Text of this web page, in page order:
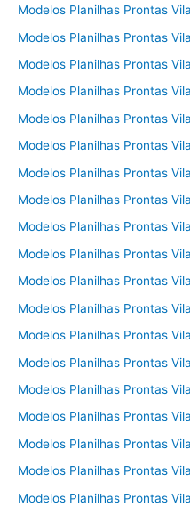
Modelos Planilhas Prontas
Modelos Planilhas Prontas
Modelos Planilhas Prontas
Modelos Planilhas Prontas
Modelos Planilhas Prontas
Modelos Planilhas Prontas
Modelos Planilhas Prontas
Modelos Planilhas Prontas
Modelos Planilhas Prontas
Modelos Planilhas Prontas
Modelos Planilhas Prontas
Modelos Planilhas Prontas
Modelos Planilhas Prontas
Modelos Planilhas Prontas
Modelos Planilhas Prontas
Modelos Planilhas Prontas
Modelos Planilhas Prontas
Modelos Planilhas Prontas
Modelos Planilhas Prontas